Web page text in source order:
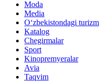
Moda
Media
O‘zbekistondagi turizm
Katalog
Chegirmalar
Sport
Kinopremyeralar
Avia
Taqvim